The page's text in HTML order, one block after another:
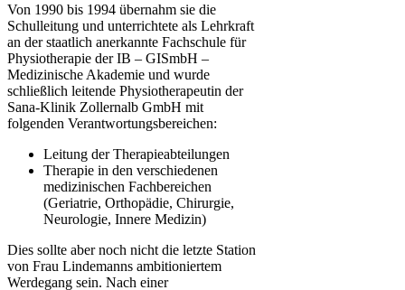
Von 1990 bis 1994 übernahm sie die
Schulleitung und unterrichtete als Lehrkraft
an der staatlich anerkannte Fachschule für
Physiotherapie der IB – GISmbH –
Medizinische Akademie und wurde
schließlich leitende Physiotherapeutin der
Sana-Klinik Zollernalb GmbH mit
folgenden Verantwortungsbereichen:
Leitung der Therapieabteilungen
Therapie in den verschiedenen
medizinischen Fachbereichen
(Geriatrie, Orthopädie, Chirurgie,
Neurologie, Innere Medizin)
Dies sollte aber noch nicht die letzte Station
von Frau Lindemanns ambitioniertem
Werdegang sein. Nach einer